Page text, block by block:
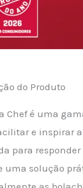
do Produto
Chef é uma
e inspirar
para
uma solução